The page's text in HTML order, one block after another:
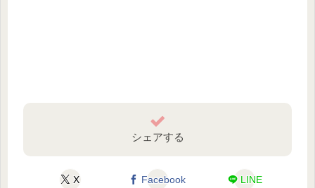
シェアする
X Facebook LINE